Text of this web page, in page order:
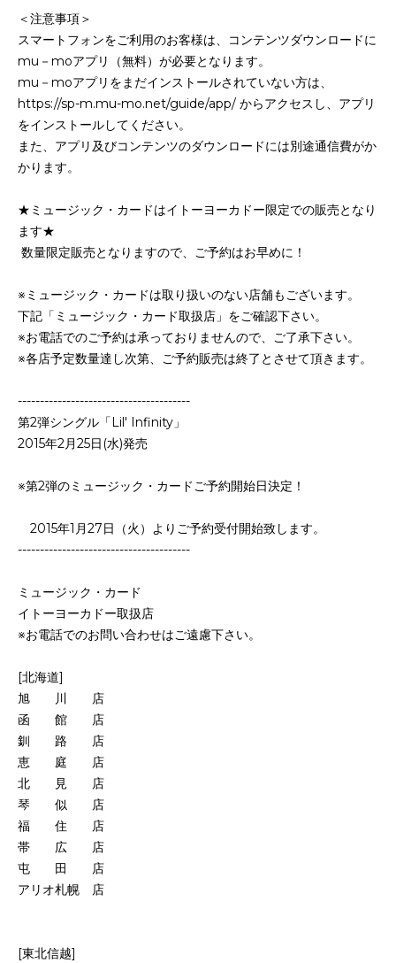
＜注意事項＞
スマートフォンをご利用のお客様は、コンテンツダウンロードに
mu－moアプリ（無料）が必要となります。
mu－moアプリをまだインストールされていない方は、
https://sp-m.mu-mo.net/guide/app/ からアクセスし、アプリ
をインストールしてください。
また、アプリ及びコンテンツのダウンロードには別途通信費がか
かります。
★ミュージック・カードはイトーヨーカドー限定での販売となり
ます★
数量限定販売となりますので、ご予約はお早めに！
※ミュージック・カードは取り扱いのない店舗もございます。
下記「ミュージック・カード取扱店」をご確認下さい。
※お電話でのご予約は承っておりませんので、ご了承下さい。
※各店予定数量達し次第、ご予約販売は終了とさせて頂きます。
---------------------------------------
第2弾シングル「Lil' Infinity」
2015年2月25日(水)発売
※第2弾のミュージック・カードご予約開始日決定！
2015年1月27日（火）よりご予約受付開始致します。
---------------------------------------
ミュージック・カード
イトーヨーカドー取扱店
※お電話でのお問い合わせはご遠慮下さい。
[北海道]
旭 川 店
函 館 店
釧 路 店
恵 庭 店
北 見 店
琴 似 店
福 住 店
帯 広 店
屯 田 店
アリオ札幌 店
[東北信越]